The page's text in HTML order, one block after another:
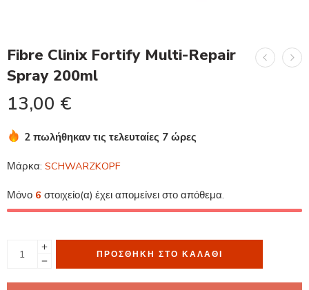
Fibre Clinix Fortify Multi-Repair
Spray 200ml
13,00 €
2 πωλήθηκαν τις τελευταίες 7 ώρες
Μάρκα: SCHWARZKOPF
Μόνο 6 στοιχείο(α) έχει απομείνει στο απόθεμα.
ΠΡΟΣΘΉΚΗ ΣΤΟ ΚΑΛΆΘΙ